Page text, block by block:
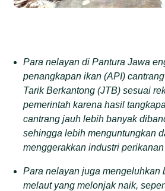
Para nelayan di Pantura Jawa
penangkapan ikan (API)
Tarik Berkantong (JTB) sesuai
pemerintah karena hasil
cantrang jauh lebih banyak
sehingga lebih menguntungkan
menggerakkan industri perikanan
Para nelayan juga mengeluhkan
melaut yang melonjak naik,